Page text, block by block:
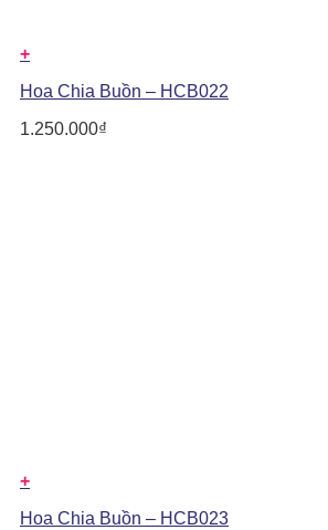
+
Hoa Chia Buồn – HCB022
1.250.000₫
+
Hoa Chia Buồn – HCB023